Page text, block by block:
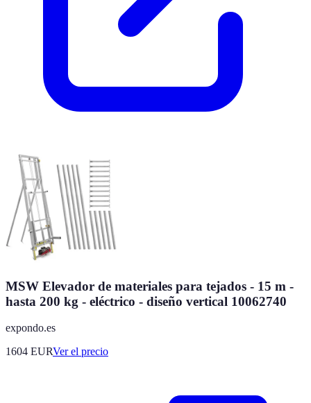
MSW Elevador de materiales para tejados - 15 m -
hasta 200 kg - eléctrico - diseño vertical 10062740
expondo.es
1604 EURVer el precio